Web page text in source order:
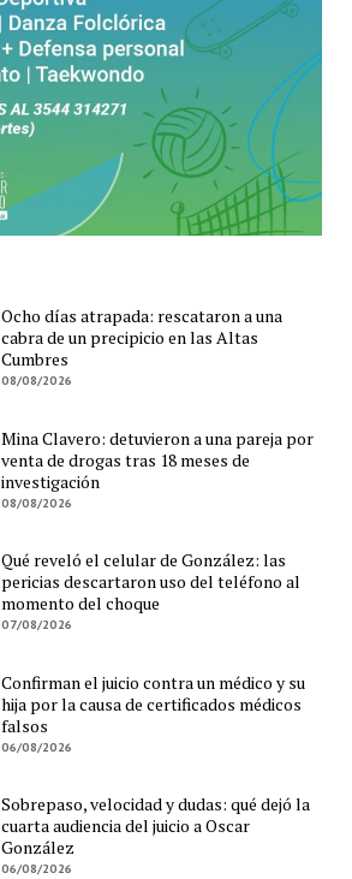
Ocho días atrapada: rescataron a una
cabra de un precipicio en las Altas
Cumbres
08/08/2026
Mina Clavero: detuvieron a una pareja por
venta de drogas tras 18 meses de
investigación
08/08/2026
Qué reveló el celular de González: las
pericias descartaron uso del teléfono al
momento del choque
07/08/2026
Confirman el juicio contra un médico y su
hija por la causa de certificados médicos
falsos
06/08/2026
Sobrepaso, velocidad y dudas: qué dejó la
cuarta audiencia del juicio a Oscar
González
06/08/2026